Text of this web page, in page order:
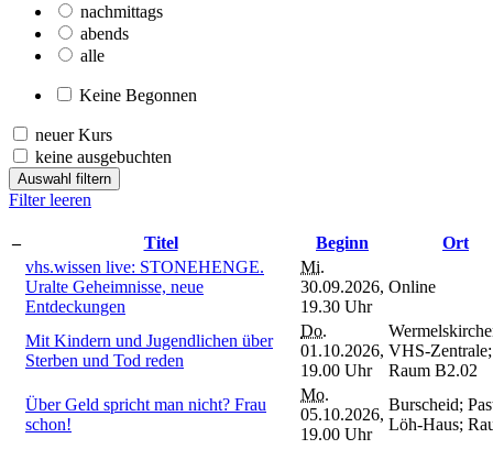
nachmittags
abends
alle
Keine Begonnen
neuer Kurs
keine ausgebuchten
Auswahl filtern
Filter leeren
– Titel Beginn
Ort
vhs.wissen live: STONEHENGE.
Uralte Geheimnisse, neue
Entdeckungen
Mi.
30.09.2026,
19.30 Uhr
Online
Mit Kindern und Jugendlichen über
Sterben und Tod reden
Do.
01.10.2026,
19.00 Uhr
VHS-Zentrale;
Raum B2.02
Über Geld spricht man nicht? Frau
schon!
Mo.
05.10.2026,
19.00 Uhr
Burscheid;
Löh-Haus;